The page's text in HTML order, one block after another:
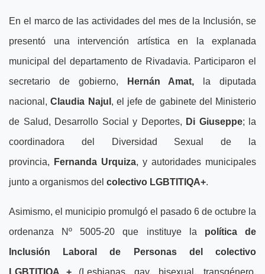
En el marco de las actividades del mes de la Inclusión, se
presentó una intervención artística en la explanada
municipal del departamento de Rivadavia. Participaron el
secretario de gobierno,
Hernán Amat, la diputada
nacional,Claudia Najul , el jefe de gabinete del Ministerio
de Salud, Desarrollo Social y Deportes, Di Giuseppe; la
coordinadora del Diversidad Sexual de la
provincia,
Fernanda Urquiza, y autoridades municipales
junto a organismos del colectivo LGBTITIQA+.
Asimismo, el municipio promulgó el pasado 6 de octubre la
ordenanza Nº 5005-20 que instituye la política de
Inclusión Laboral de Personas del colectivo
LGBTITIQA +(Lesbianas, gay, bisexual, transgénero,